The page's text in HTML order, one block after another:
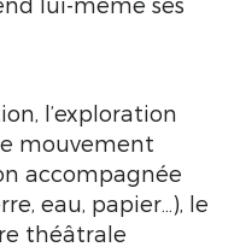
l’exploration
mouvement
accompagnée
eau, papier…), le
théâtrale